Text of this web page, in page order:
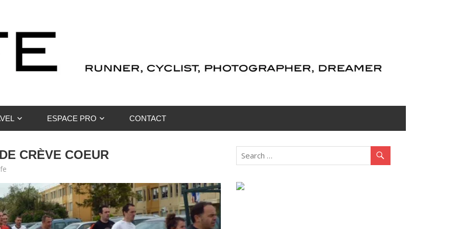
ESPACE PRO CONTACT
CRÈVE COEUR